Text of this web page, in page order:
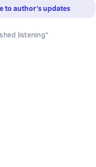
to author’s updates
listening"